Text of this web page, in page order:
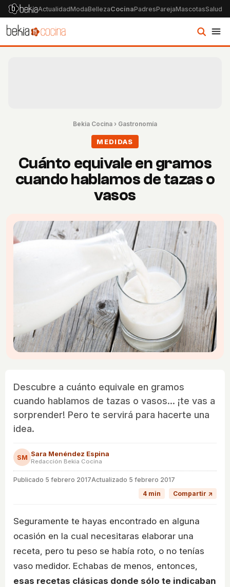
ActualidadModaBellezaCocinaPadresParejaMascotasSalud
Bekia Cocina › Gastronomía
MEDIDAS
Cuánto equivale en gramos
cuando hablamos de tazas o
vasos
Descubre a cuánto equivale en gramos
cuando hablamos de tazas o vasos... ¡te vas a
sorprender! Pero te servirá para hacerte una
idea.
SM Sara Menéndez Espina
Redacción Bekia Cocina
Publicado 5 febrero 2017Actualizado 5 febrero 2017
4 min
Compartir ↗
Seguramente te hayas encontrado en alguna
ocasión en la cual necesitaras elaborar una
receta, pero tu peso se había roto, o no tenías
vaso medidor. Echabas de menos, entonces,
esas recetas clásicas donde sólo te indicaban